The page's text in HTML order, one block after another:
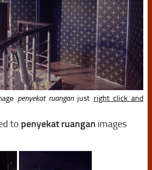
penyekat ruanganjust right click and
to penyekat ruangan images